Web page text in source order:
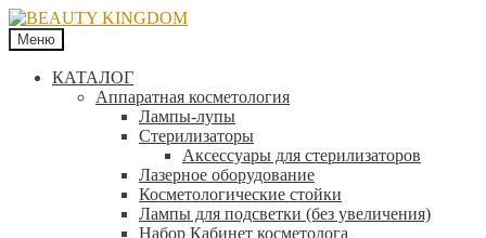
Меню
КАТАЛОГ
Аппаратная косметология
Лампы-лупы
Стерилизаторы
Аксессуары для стерилизаторов
Лазерное оборудование
Косметологические стойки
Лампы для подсветки (без увеличения)
Набор Кабинет косметолога